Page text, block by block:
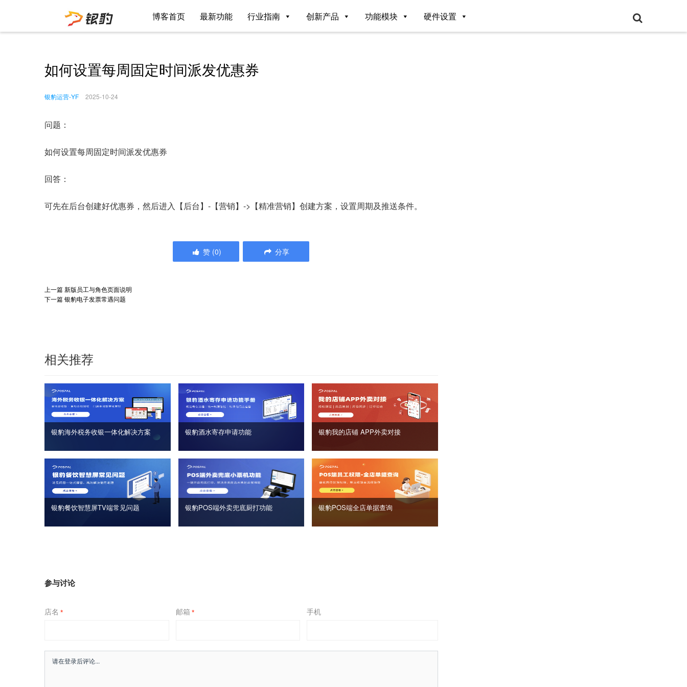
博客首页 最新功能 行业指南 创新产品 功能模块 硬件设置
如何设置每周固定时间派发优惠券
银豹运营-YF 2025-10-24
问题：
如何设置每周固定时间派发优惠券
回答：
可先在后台创建好优惠券，然后进入【后台】-【营销】->【精准营销】创建方案，设置周期及推送条件。
赞 (0) 分享
上一篇新版员工与角色页面说明
下一篇银豹电子发票常遇问题
相关推荐
银豹海外税务收银一体化解决方案 银豹酒水寄存申请功能 银豹我的店铺 APP外卖对接
银豹餐饮智慧屏TV端常见问题 银豹POS端外卖兜底厨打功能 银豹POS端全店单据查询
参与讨论
店名 * 邮箱 * 手机